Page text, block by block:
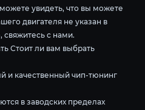
увидеть, что вы можете
двигателя не указан в
с нами.
Стоит ли вам выбрать
и качественный чип-тюнинг
в заводских пределах